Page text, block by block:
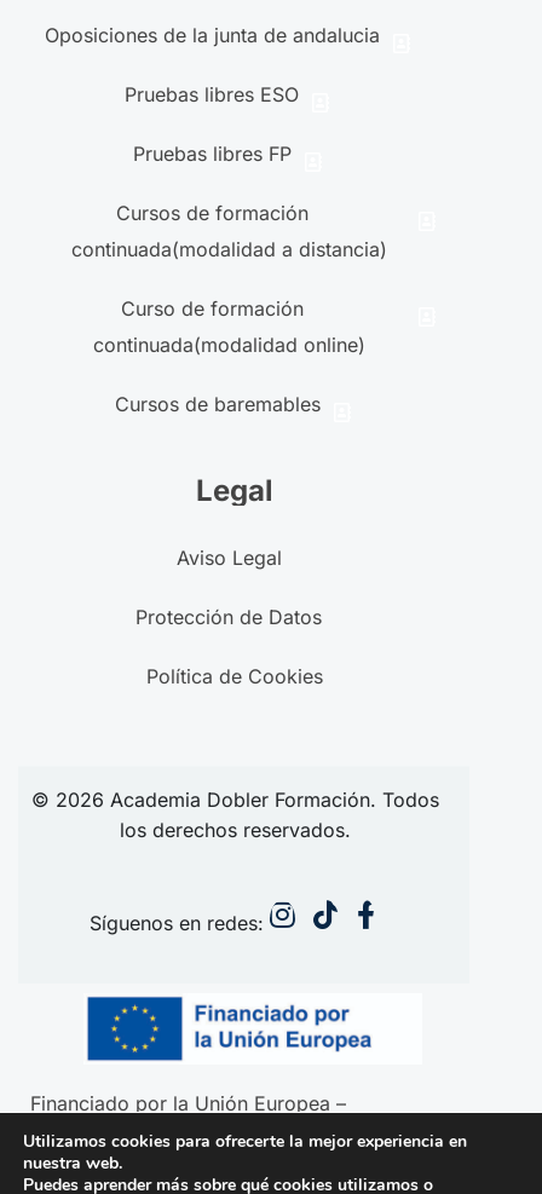
Oposiciones de la junta de andalucia
Pruebas libres ESO
Pruebas libres FP
Cursos de formación
continuada(modalidad a distancia)
Curso de formación
continuada(modalidad online)
Cursos de baremables
Legal
Aviso Legal
Protección de Datos
Política de Cookies
© 2026 Academia Dobler Formación. Todos
los derechos reservados.
Síguenos en redes:
Financiado por la Unión Europea –
NextGenerationEU
Utilizamos cookies para ofrecerte la mejor experiencia en
nuestra web.
Puedes aprender más sobre qué cookies utilizamos o